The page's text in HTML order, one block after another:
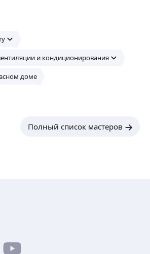
и кондиционирования
доме
Полный список мастеров